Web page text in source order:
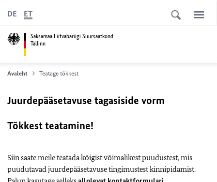
Saksamaa Liitvabariigi Suursaatkond
Tallinn
DE ET
Avaleht Teatage tõkkest
Juurdepääsetavuse tagasiside vorm
Tõkkest teatamine!
Siin saate meile teatada kõigist võimalikest puudustest, mis
puudutavad juurdepääsetavuse tingimustest kinnipidamist.